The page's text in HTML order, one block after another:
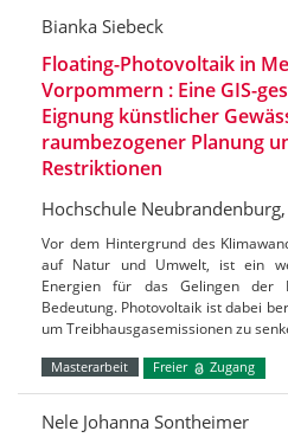
Bianka Siebeck
Floating-Photovoltaik in
Vorpommern : Eine GIS-
Eignung künstlicher
raumbezogener Planung
Restriktionen
Hochschule
Vor dem Hintergrund des
auf Natur und Umwelt, ist ein
Energien für das Gelingen der
Bedeutung. Photovoltaik ist dabei
um Treibhausgasemissionen zu
Masterarbeit Freier Zugang
Nele Johanna Sontheimer